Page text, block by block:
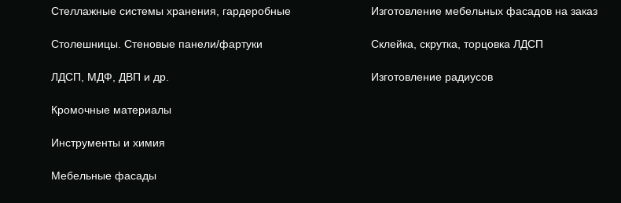
Стеллажные системы хранения, гардеробные
Столешницы. Стеновые панели/фартуки
ЛДСП, МДФ, ДВП и др.
Кромочные материалы
Инструменты и химия
Мебельные фасады
Изготовление мебельных фасадов на заказ
Склейка, скрутка, торцовка ЛДСП
Изготовление радиусов